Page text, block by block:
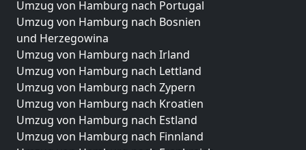
Umzug von Hamburg nach Portugal
Umzug von Hamburg nach Bosnien
und Herzegowina
Umzug von Hamburg nach Irland
Umzug von Hamburg nach Lettland
Umzug von Hamburg nach Zypern
Umzug von Hamburg nach Kroatien
Umzug von Hamburg nach Estland
Umzug von Hamburg nach Finnland